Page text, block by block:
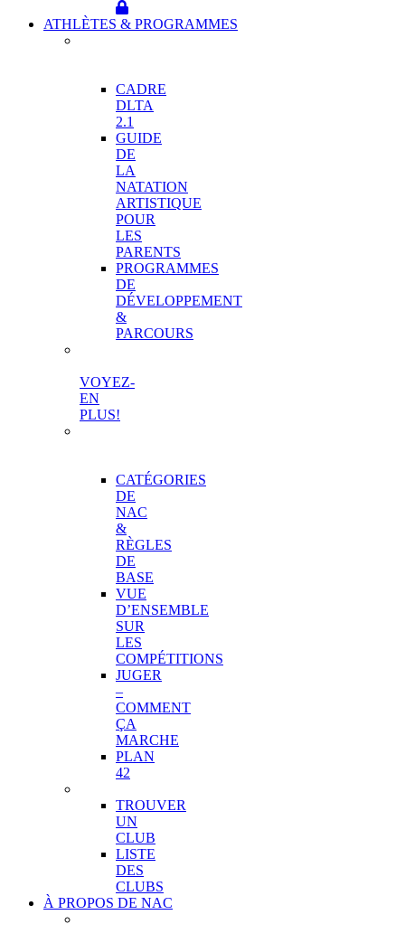
ATHLÈTES & PROGRAMMES
CADRE
DLTA
2.1
GUIDE
DE
LA
NATATION
ARTISTIQUE
POUR
LES
PARENTS
PROGRAMMES
DE
DÉVELOPPEMENT
&
PARCOURS
VOYEZ-
EN
PLUS!
CATÉGORIES
DE
NAC
&
RÈGLES
DE
BASE
VUE
D’ENSEMBLE
SUR
LES
COMPÉTITIONS
JUGER
–
COMMENT
ÇA
MARCHE
PLAN
42
TROUVER
UN
CLUB
LISTE
DES
CLUBS
À PROPOS DE NAC